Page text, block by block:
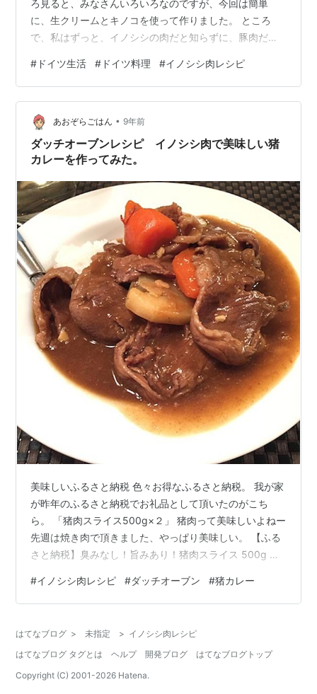
ろ見ると、みなさんいろいろなのですが、今回は簡単
に、生クリームとキノコを使って作りました。 ところ
で、私はずっと、イノシシの肉だと知らずに、豚肉だと
ノシシ？」と驚きました。 この料理はレストランでも注
文できますので、ドイツにいらした際は、ぜひお試しく
ださい。 Wildschwein：イノシシ イノシシの肉を食べた
のは、はじめてだったかもしれません。 記憶にないの
で。 最後までありがとうございます。 リンク にほ…
# ドイツ生活 # ドイツ料理 #イノシシ肉レシピ
あおぞらごはん • 9年前
ダッチオーブンレシピ イノシシ肉で美味しい猪
カレーを作ってみた。
美味しいふるさと納税 色々お得なふるさと納税。 我が家
が昨年のふるさと納税でお礼品として頂いたのがこち
ら。 「猪肉スライス500g×２」 猪肉って美味しいよねー
先週は焼き肉で頂きました、やっぱり美味しい。 【ふる
さと納税】臭みなし！旨みあり！猪肉スライス 500g 楽
ね。 ダッチオーブンで猪カレーを作る 猪肉は煮るほど柔
らかくなるというのでダッチオーブンの登場。 我が家で
ッチオーブン８インチ ソロ用にもオススメのサイズ。２
人暮らしの我家には丁度良いです。 カレー作るなら鉄鍋
が一番…
#イノシシ肉レシピ #ダッチオーブン #猪カレー
はてなブログ > 未指定 > イノシシ肉レシピ
はてなブログ タグとは
ヘルプ 開発ブログ
はてなブログトップ
Copyright (C) 2001-2026 Hatena.